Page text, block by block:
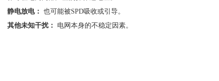
静电放电： 也可能被SPD吸收或引导。
其他未知干扰：
电网本身的不稳定因素。